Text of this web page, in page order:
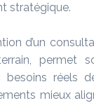
stratégique.
d’un
permet
réels
mieux